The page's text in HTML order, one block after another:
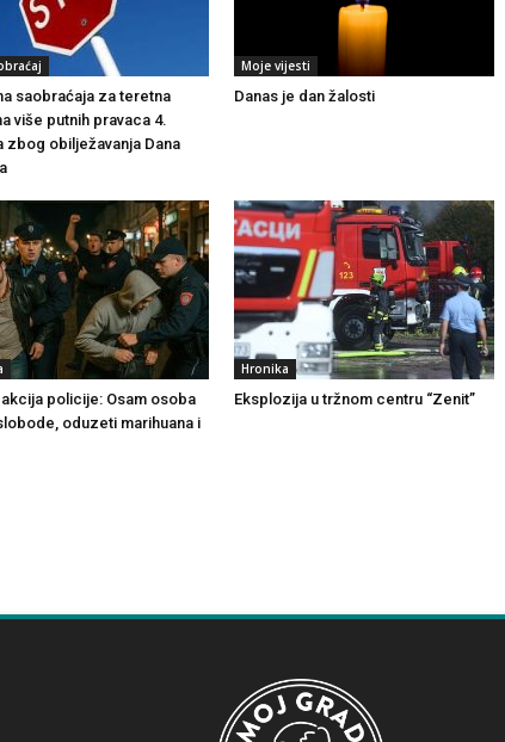
saobraćaja za teretna
više putnih pravaca 4.
zbog obilježavanja Dana
Moje vijesti
Danas je dan žalosti
policije: Osam osoba
oduzeti marihuana i
Hronika
Eksplozija u tržnom centru “Zenit”